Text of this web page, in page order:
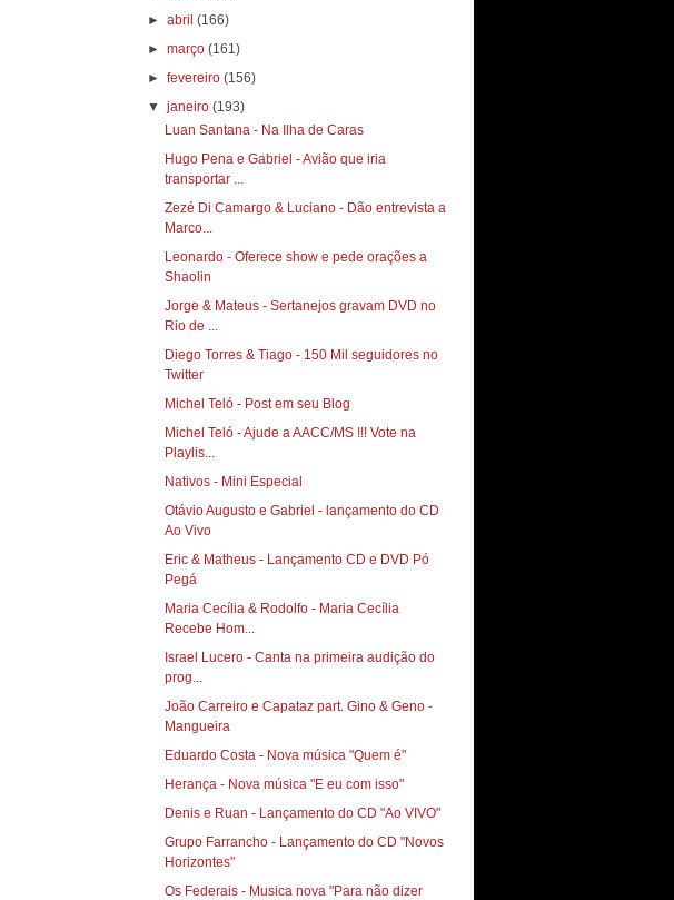
►abril(166)
►março(161)
►fevereiro(156)
▼janeiro(193)
Luan Santana - Na Ilha de Caras
Hugo Pena e Gabriel - Avião que iria
transportar ...
Zezé Di Camargo & Luciano - Dão entrevista a
Marco...
Leonardo - Oferece show e pede orações a
Shaolin
Jorge & Mateus - Sertanejos gravam DVD no
Rio de ...
Diego Torres & Tiago - 150 Mil seguidores no
Twitter
Michel Teló - Post em seu Blog
Michel Teló - Ajude a AACC/MS !!! Vote na
Playlis...
Nativos - Mini Especial
Otávio Augusto e Gabriel - lançamento do CD
Ao Vivo
Eric & Matheus - Lançamento CD e DVD Pó
Pegá
Maria Cecília & Rodolfo - Maria Cecília
Recebe Hom...
Israel Lucero - Canta na primeira audição do
prog...
João Carreiro e Capataz part. Gino & Geno -
Mangueira
Eduardo Costa - Nova música "Quem é"
Herança - Nova música "E eu com isso"
Denis e Ruan - Lançamento do CD "Ao VIVO"
Grupo Farrancho - Lançamento do CD "Novos
Horizontes"
Os Federais - Musica nova "Para não dizer